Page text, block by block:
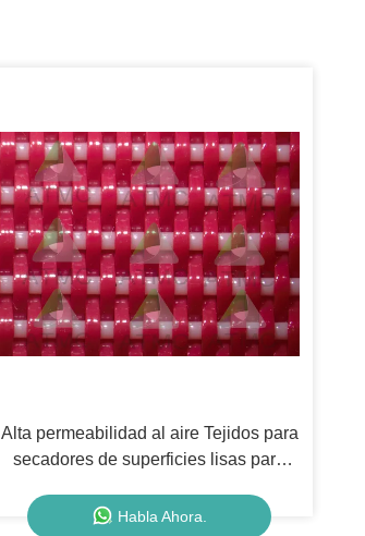
Alta permeabilidad al aire Tejidos para
secadores de superficies lisas para
Habla Ahora.